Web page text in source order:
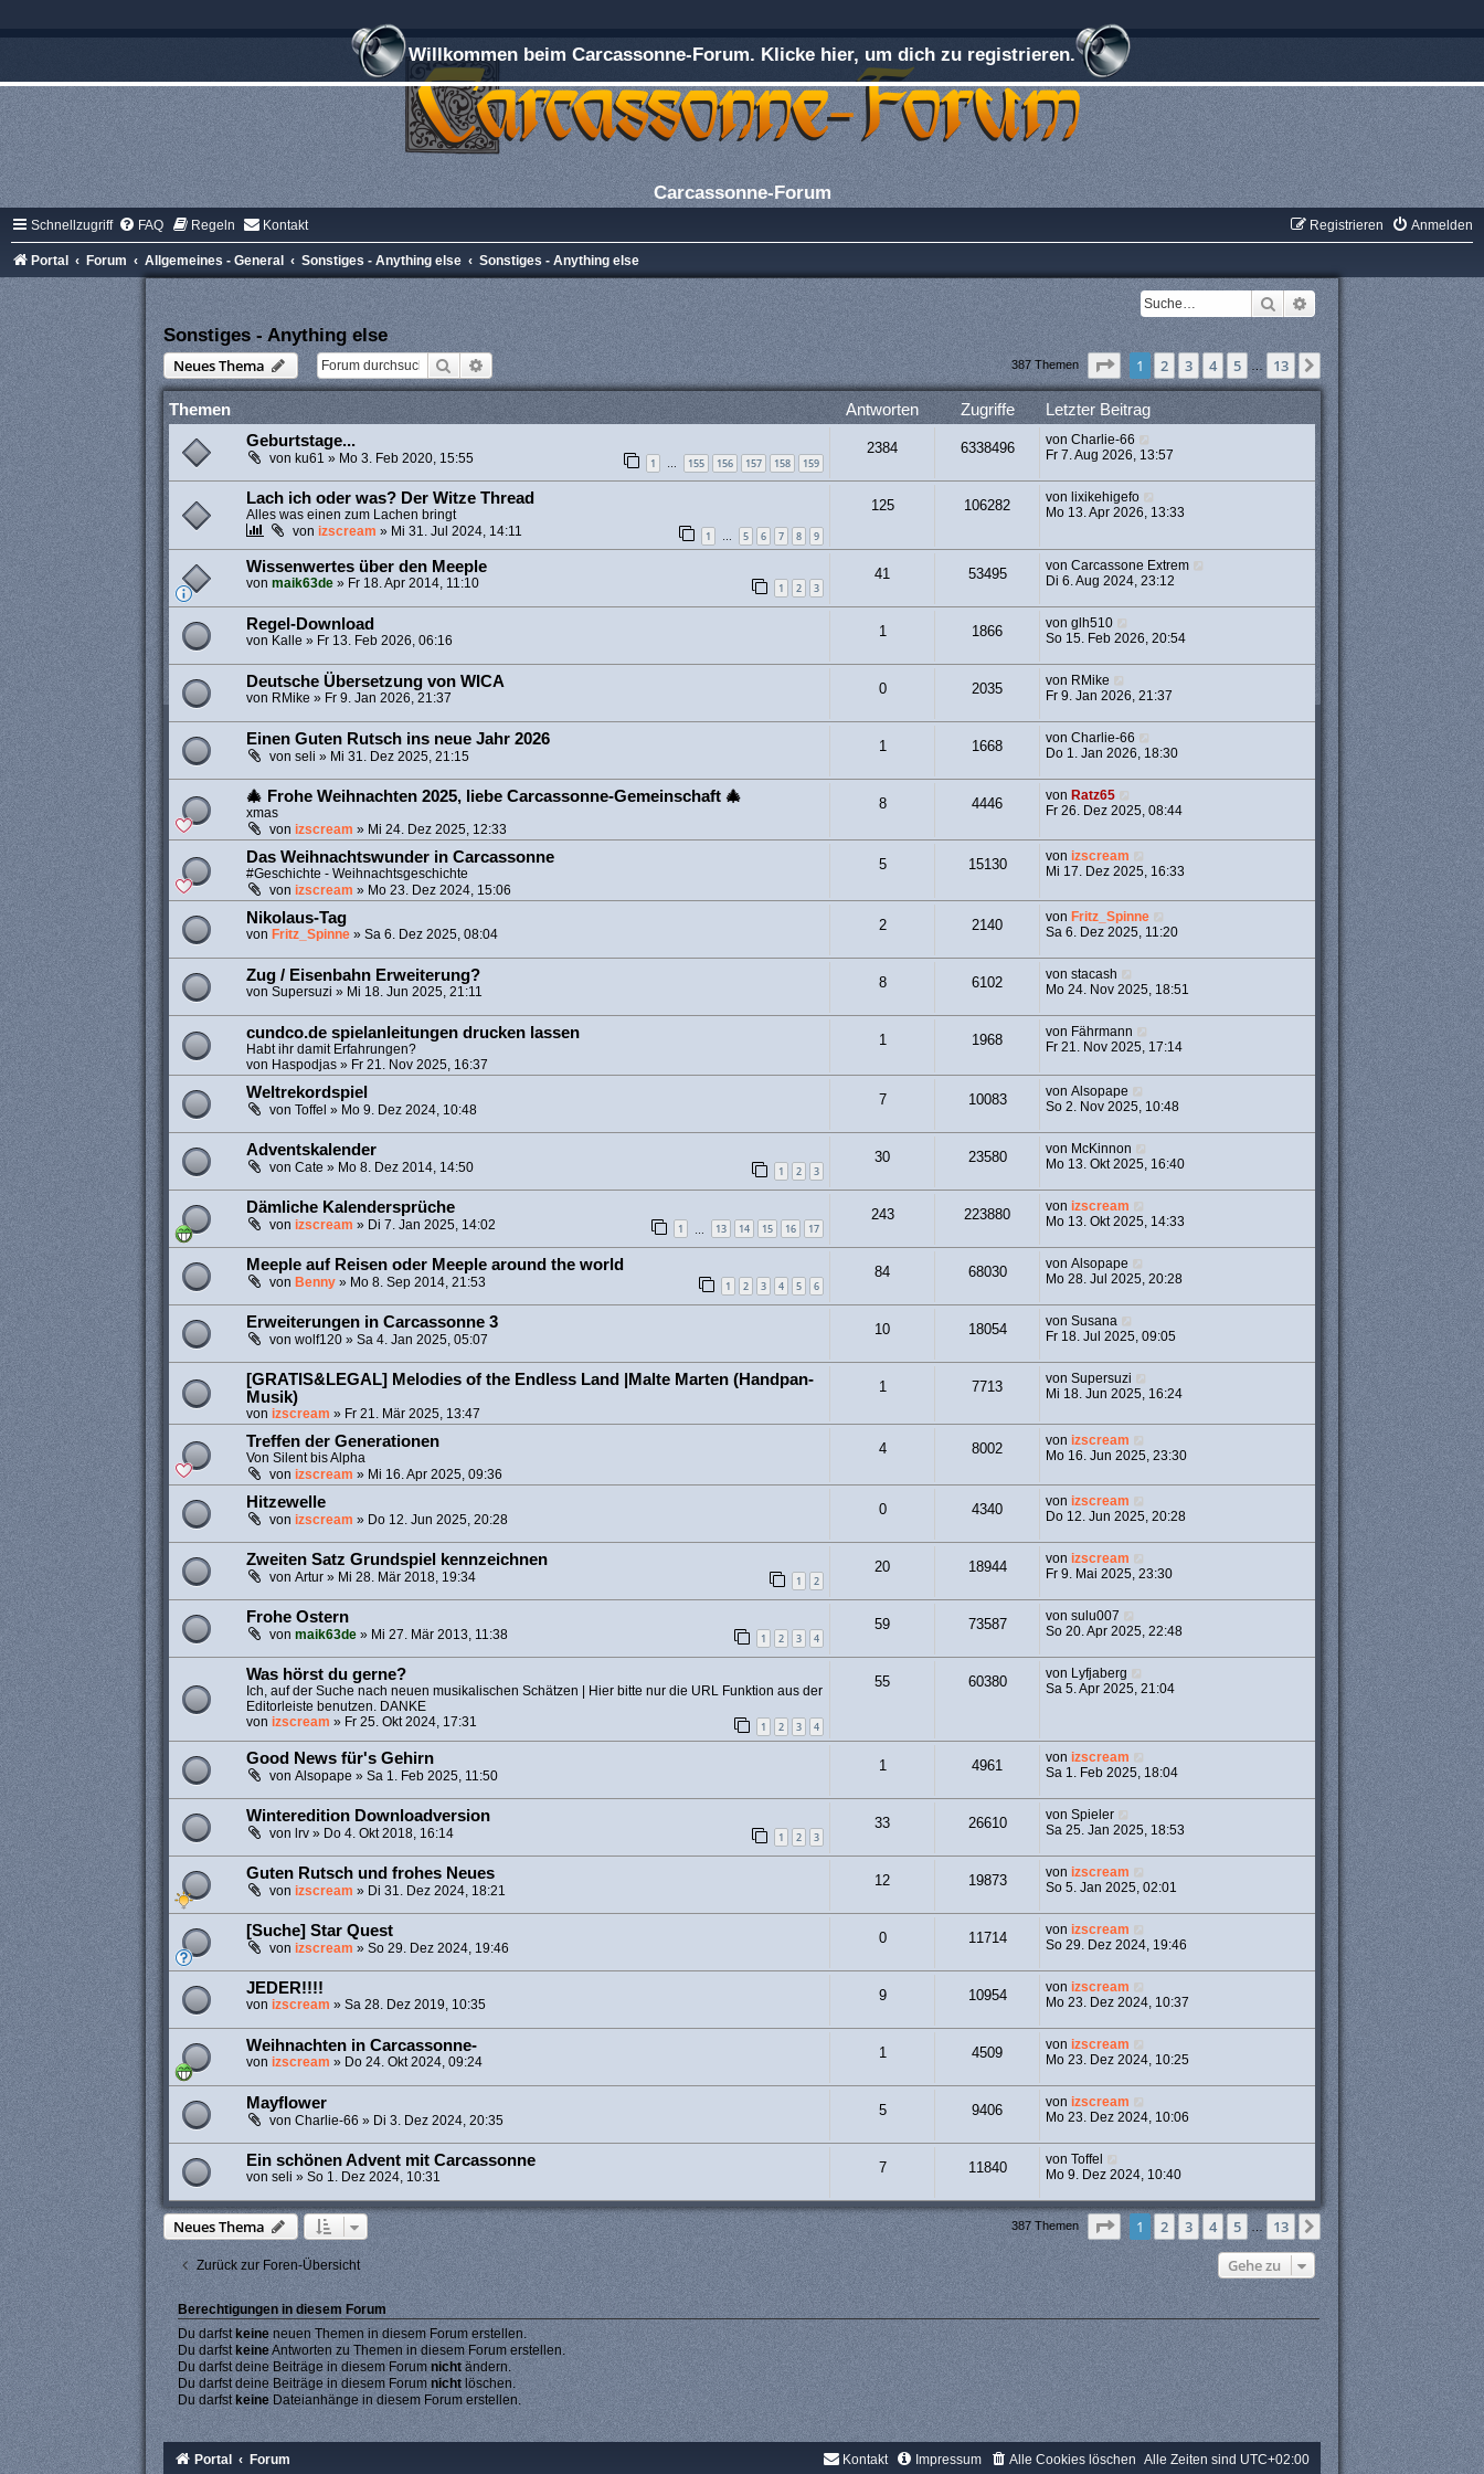
Willkommen beim Carcassonne-Forum. Klicke hier, um dich zu registrieren.
Carcassonne-Forum
Schnellzugriff FAQ Regeln Kontakt Anmelden
Registrieren
Portal Forum Allgemeines - General Sonstiges - Anything else Sonstiges - Anything else
Suche
Erweiterte Suche
Sonstiges - Anything else
Neues Thema
Suche Erweiterte Suche 387 Themen Seite1 von13
1 2 3 4 5 … 13 Nächste
Themen Antworten Zugriffe Letzter Beitrag
Geburtstage...
von ku61 » Mo 3. Feb 2020, 15:55 1 155 156 157 158 159
2384 6338496 vonCharlie-66
Fr 7. Aug 2026, 13:57
Lach ich oder was? Der Witze Thread
Alles was einen zum Lachen bringt
von izscream » Mi 31. Jul 2024, 14:11 1 5 6 7 8 9
125 106282 von lixikehigefo
Mo 13. Apr 2026, 13:33
Wissenwertes über den Meeple
von maik63de» Fr 18. Apr 2014, 11:10 1 2 3
41 53495 vonCarcassone Extrem
Di 6. Aug 2024, 23:12
Regel-Download
von Kalle » Fr 13. Feb 2026, 06:16
1 1866 vonglh510
So 15. Feb 2026, 20:54
Deutsche Übersetzung von WICA
von RMike » Fr 9. Jan 2026, 21:37
0 2035 von RMike
Fr 9. Jan 2026, 21:37
Einen Guten Rutsch ins neue Jahr 2026
von seli » Mi 31. Dez 2025, 21:15
1 1668 vonCharlie-66
Do 1. Jan 2026, 18:30
🎄 Frohe Weihnachten 2025, liebe Carcassonne-Gemeinschaft 🎄
xmas
von izscream » Mi 24. Dez 2025, 12:33
8 4446 vonRatz65
Fr 26. Dez 2025, 08:44
Das Weihnachtswunder in Carcassonne
#Geschichte - Weihnachtsgeschichte
von izscream » Mo 23. Dez 2024, 15:06
5 15130 vonizscream
Mi 17. Dez 2025, 16:33
Nikolaus-Tag
von Fritz_Spinne» Sa 6. Dez 2025, 08:04
2 2140 vonFritz_Spinne
Sa 6. Dez 2025, 11:20
Zug / Eisenbahn Erweiterung?
von Supersuzi » Mi 18. Jun 2025, 21:11
8 6102 vonstacash
Mo 24. Nov 2025, 18:51
cundco.de spielanleitungen drucken lassen
Habt ihr damit Erfahrungen?
von Haspodjas» Fr 21. Nov 2025, 16:37
1 1968 von Fährmann
Fr 21. Nov 2025, 17:14
Weltrekordspiel
von Toffel » Mo 9. Dez 2024, 10:48
7 10083 vonAlsopape
So 2. Nov 2025, 10:48
Adventskalender
von Cate » Mo 8. Dez 2014, 14:50 1 2 3
30 23580 von McKinnon
Mo 13. Okt 2025, 16:40
Dämliche Kalendersprüche
von izscream » Di 7. Jan 2025, 14:02 1 13 14 15 16 17
243 223880 vonizscream
Mo 13. Okt 2025, 14:33
Meeple auf Reisen oder Meeple around the world
von Benny» Mo 8. Sep 2014, 21:53 1 2 3 4 5 6
84 68030 vonAlsopape
Mo 28. Jul 2025, 20:28
Erweiterungen in Carcassonne 3
von wolf120» Sa 4. Jan 2025, 05:07
10 18054 vonSusana
Fr 18. Jul 2025, 09:05
[GRATIS&LEGAL] Melodies of the Endless Land |Malte Marten (Handpan-
Musik)
von izscream » Fr 21. Mär 2025, 13:47
1 7713 vonSupersuzi
Mi 18. Jun 2025, 16:24
Treffen der Generationen
Von Silent bis Alpha
von izscream » Mi 16. Apr 2025, 09:36
4 8002 vonizscream
Mo 16. Jun 2025, 23:30
Hitzewelle
von izscream » Do 12. Jun 2025, 20:28
0 4340 vonizscream
Do 12. Jun 2025, 20:28
Zweiten Satz Grundspiel kennzeichnen
von Artur» Mi 28. Mär 2018, 19:34 1 2
20 18944 vonizscream
Fr 9. Mai 2025, 23:30
Frohe Ostern
von maik63de» Mi 27. Mär 2013, 11:38 1 2 3 4
59 73587 vonsulu007
So 20. Apr 2025, 22:48
Was hörst du gerne?
Ich, auf der Suche nach neuen musikalischen Schätzen | Hier bitte nur die URL Funktion aus der
Editorleiste benutzen. DANKE
von izscream » Fr 25. Okt 2024, 17:31 1 2 3 4
55 60380 von Lyfjaberg
Sa 5. Apr 2025, 21:04
Good News für's Gehirn
von Alsopape » Sa 1. Feb 2025, 11:50
1 4961 vonizscream
Sa 1. Feb 2025, 18:04
Winteredition Downloadversion
von lrv» Do 4. Okt 2018, 16:14 1 2 3
33 26610 vonSpieler
Sa 25. Jan 2025, 18:53
Guten Rutsch und frohes Neues
von izscream » Di 31. Dez 2024, 18:21
12 19873 vonizscream
So 5. Jan 2025, 02:01
[Suche] Star Quest
von izscream » So 29. Dez 2024, 19:46
0 11714 vonizscream
So 29. Dez 2024, 19:46
JEDER!!!!
von izscream » Sa 28. Dez 2019, 10:35
9 10954 vonizscream
Mo 23. Dez 2024, 10:37
Weihnachten in Carcassonne-
von izscream » Do 24. Okt 2024, 09:24
1 4509 vonizscream
Mo 23. Dez 2024, 10:25
Mayflower
von Charlie-66 » Di 3. Dez 2024, 20:35
5 9406 vonizscream
Mo 23. Dez 2024, 10:06
Ein schönen Advent mit Carcassonne
von seli » So 1. Dez 2024, 10:31
7 11840 vonToffel
Mo 9. Dez 2024, 10:40
Neues Thema 387 Themen Seite1 von13
1 2 3 4 5 13 Nächste
Zurück zur Foren-Übersicht Gehe zu
Berechtigungen in diesem Forum
Du darfstkeineneuen Themen in diesem Forum erstellen.
Du darfst keineAntworten zu Themen in diesem Forum erstellen.
Du darfst deine Beiträge in diesem Forumnichtändern.
Du darfst deine Beiträge in diesem Forum nichtlöschen.
Du darfstkeineDateianhänge in diesem Forum erstellen.
Portal Forum Alle Zeiten sind UTC+02:00
Alle Cookies löschen
Impressum
Kontakt